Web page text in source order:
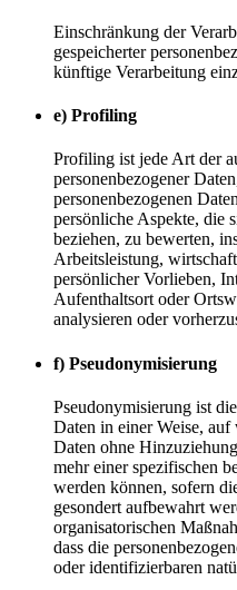
Einschränkung der
gespeicherter
künftige Verarbeitung
e) Profiling
Profiling ist jede Art der
personenbezogener
personenbezogenen
persönliche Aspekte, die
beziehen, zu bewerten,
Arbeitsleistung,
persönlicher Vorlieben,
Aufenthaltsort oder
analysieren oder
f) Pseudonymisierung
Pseudonymisierung ist
Daten in einer Weise, auf
Daten ohne
mehr einer spezifischen
werden können, sofern
gesondert aufbewahrt
organisatorischen
dass die
oder identifizierbaren